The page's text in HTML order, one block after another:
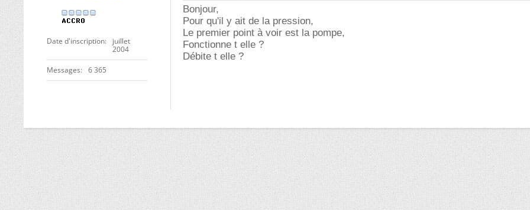
Date d'inscription
juillet
2004
Messages 6 365
Bonjour,
Pour qu'il y ait de la pression,
Le premier point à voir est la pompe,
Fonctionne t elle ?
Débite t elle ?